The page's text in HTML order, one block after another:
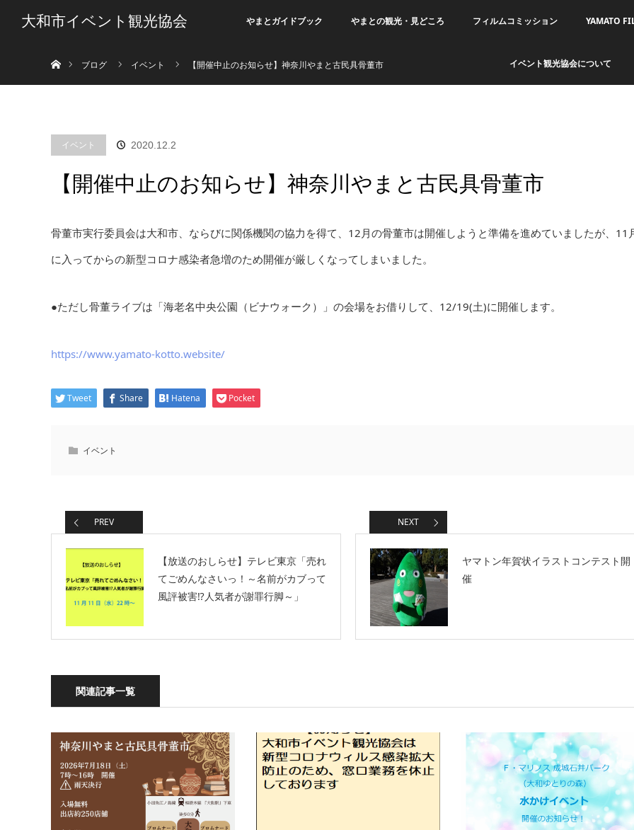
大和市イベント観光協会 やまとガイドブック やまとの観光・見どころ フィルムコミッション YAMATO
イベント観光協会について
ブログ
イベント 【開催中止のお知らせ】神奈川やまと古民具骨董市
イベント 2020.12.2
【開催中止のお知らせ】神奈川やまと古民具骨董市
骨董市実行委員会は大和市、ならびに関係機関の協力を得て、12月の骨董市は開催しようと準備を進めていましたが、11
に入ってからの新型コロナ感染者急増のため開催が厳しくなってしまいました。
●ただし骨董ライブは「海老名中央公園（ビナウォーク）」の会場をお借りして、12/19(土)に開催します。
https://www.yamato-kotto.website/
Tweet Share Hatena Pocket
イベント
PREV
【放送のおしらせ】テレビ東京「売れ
てごめんなさいっ！～名前がカブって
風評被害⁉人気者が謝罪行脚～」
NEXT
ヤマトン年賀状イラストコンテスト開
催
関連記事一覧